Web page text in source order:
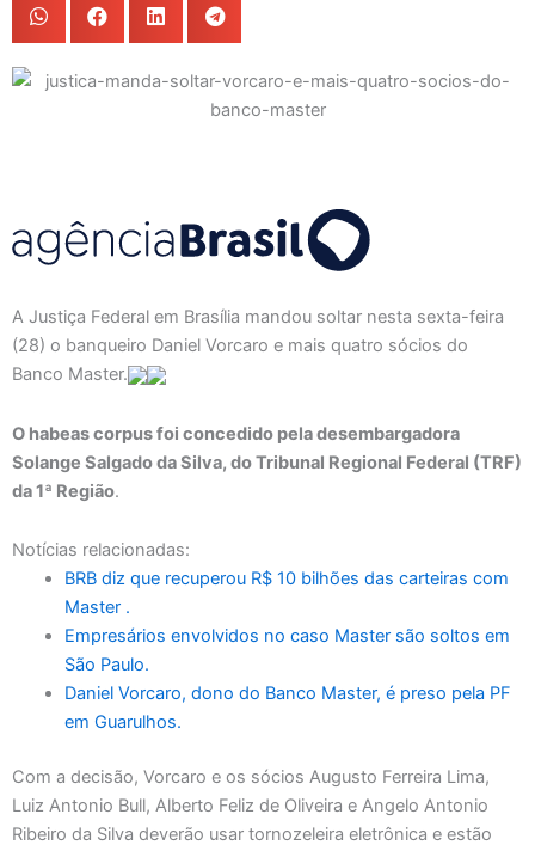
A Justiça Federal em Brasília mandou soltar nesta sexta-feira
(28) o banqueiro Daniel Vorcaro e mais quatro sócios do
Banco Master.
O habeas corpus foi concedido pela desembargadora
Solange Salgado da Silva, do Tribunal Regional Federal (TRF)
da 1ª Região.
Notícias relacionadas:
BRB diz que recuperou R$ 10 bilhões das carteiras com
Master .
Empresários envolvidos no caso Master são soltos em
São Paulo.
Daniel Vorcaro, dono do Banco Master, é preso pela PF
em Guarulhos.
Com a decisão, Vorcaro e os sócios Augusto Ferreira Lima,
Luiz Antonio Bull, Alberto Feliz de Oliveira e Angelo Antonio
Ribeiro da Silva deverão usar tornozeleira eletrônica e estão